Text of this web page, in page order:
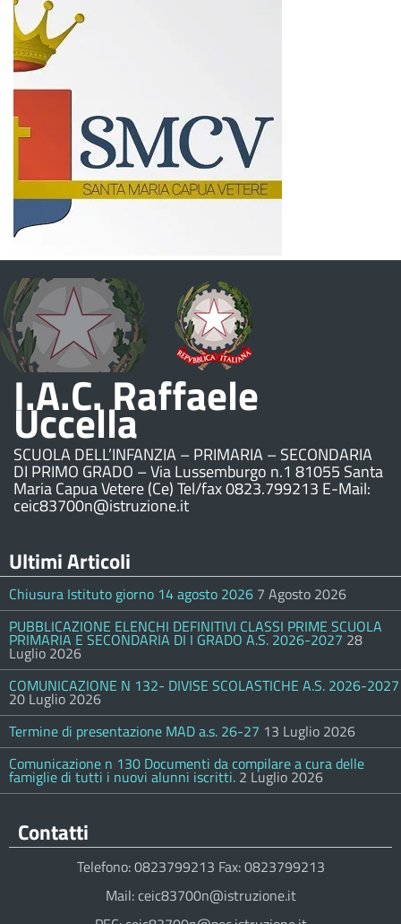
I.A.C. Raffaele
Uccella
SCUOLA DELL’INFANZIA – PRIMARIA – SECONDARIA
DI PRIMO GRADO – Via Lussemburgo n.1 81055 Santa
Maria Capua Vetere (Ce) Tel/fax 0823.799213 E-Mail:
ceic83700n@istruzione.it
Ultimi Articoli
Chiusura Istituto giorno 14 agosto 2026 7 Agosto 2026
PUBBLICAZIONE ELENCHI DEFINITIVI CLASSI PRIME SCUOLA
PRIMARIA E SECONDARIA DI I GRADO A.S. 2026-2027 28
Luglio 2026
COMUNICAZIONE N 132- DIVISE SCOLASTICHE A.S. 2026-2027
20 Luglio 2026
Termine di presentazione MAD a.s. 26-27 13 Luglio 2026
Comunicazione n 130 Documenti da compilare a cura delle
famiglie di tutti i nuovi alunni iscritti. 2 Luglio 2026
Contatti
Telefono: 0823799213 Fax: 0823799213
Mail: ceic83700n@istruzione.it